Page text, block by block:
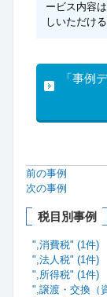
ービス内容
しいただけ
「事例
前の事例
次の事例
税目別事例
",消費税" (1件)
",法人税" (1件)
",所得税" (1件)
",譲渡・交換（